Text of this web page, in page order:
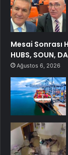
Mesai Sonrası
HUBS, SOUN,
Ağustos 6, 2026